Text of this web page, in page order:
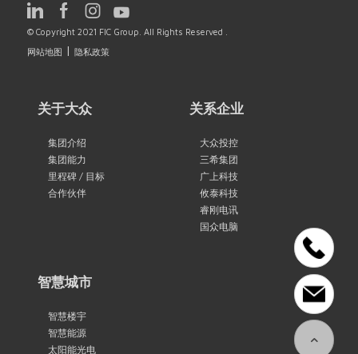
© Copyright 2021 FIC Group. All Rights Reserved .
网站地图
| 隐私政策
关于大众
集团介绍
集团能力
里程碑 / 目标
合作伙伴
关系企业
大众投控
三希集团
广上科技
攸泰科技
睿刚电讯
国众电脑
智慧城市
智慧楼宇
智慧能源
太阳能光电